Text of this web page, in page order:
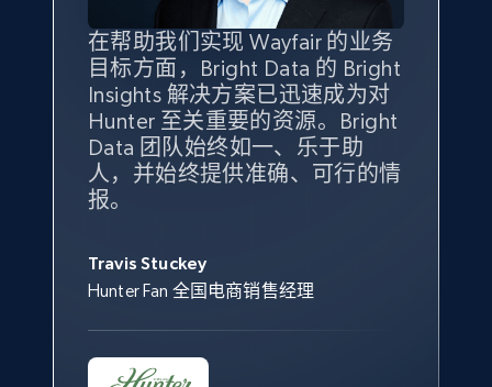
Seller reviews, Breadcrumbs, Root category, and
more.
2.5K+ 359+ 立即开始
eBay - Collect products from shops on eBay
Seller reviews, Breadcrumbs, Root category, and
more.
在帮助我们实现 Wayfair 的业务
目标方面，Bright Data 的 Bright
Insights 解决方案已迅速成为对
Hunter 至关重要的资源。Bright
Data 团队始终如一、乐于助
人，并始终提供准确、可行的情
报。
Travis Stuckey
Hunter Fan 全国电商销售经理
Bright Insights 的数据极大地支
持了我们公司的目标。每个产品
类别的市场份额帮助我们以主要
竞争对手为基准，而供应商的销
售情况则从战术上帮助我们的营
销团队扩大产品种类。
Overstock 的客户战略与洞察总监
我们之所以选择 Bright
Insights，是因为它能够跟踪销
售情况，并绘制对我们业务至关
重要的竞争产品类别图。
Yael Fridman
Keter 的市场总监
借助 Bright Data 的解决方案，
我们获得了对市场领域、产品、
竞争格局以及消费者行为趋势的
独特且全面的洞察。
Beverly Taylor
Kingston Brass, Inc. 商品规划总监